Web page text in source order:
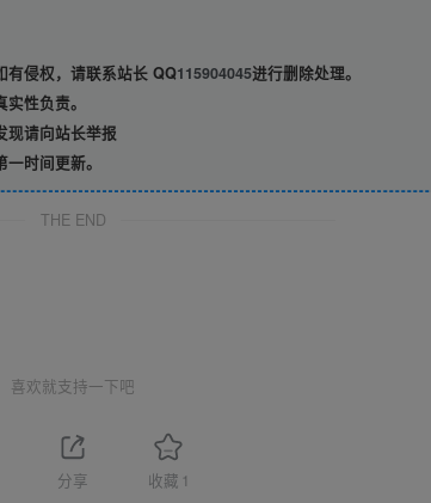
侵权，请联系站长 QQ115904045进行删除处理。
性负责。
现请向站长举报
时间更新。
THE END
喜欢就支持一下吧
分享 收藏 1